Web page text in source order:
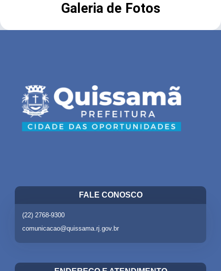
Galeria de Fotos
FALE CONOSCO
(22) 2768-9300
comunicacao@quissama.rj.gov.br